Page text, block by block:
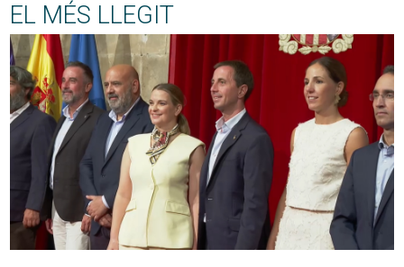
EL MÉS LLEGIT